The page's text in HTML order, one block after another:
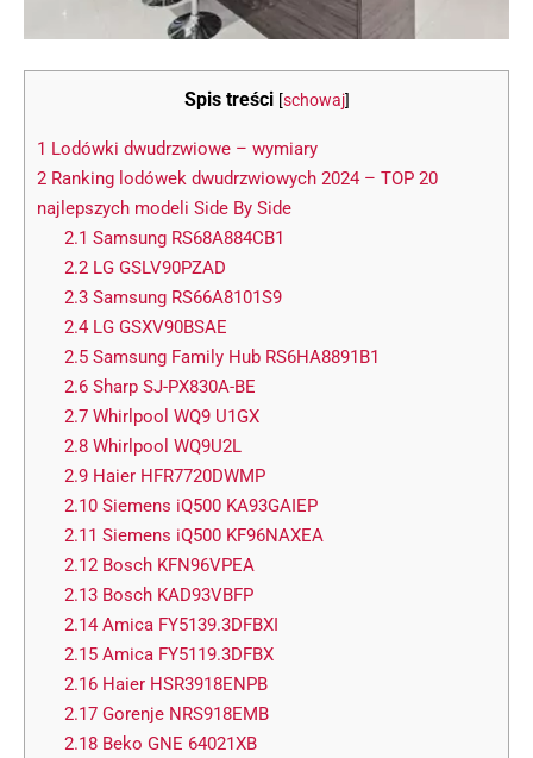
Spis treści [schowaj]
1 Lodówki dwudrzwiowe – wymiary
2 Ranking lodówek dwudrzwiowych 2024 – TOP 20
najlepszych modeli Side By Side
2.1 Samsung RS68A884CB1
2.2LG GSLV90PZAD
2.3Samsung RS66A8101S9
2.4LG GSXV90BSAE
2.5Samsung Family Hub RS6HA8891B1
2.6Sharp SJ-PX830A-BE
2.7Whirlpool WQ9 U1GX
2.8Whirlpool WQ9U2L
2.9Haier HFR7720DWMP
2.10Siemens iQ500 KA93GAIEP
2.11 Siemens iQ500 KF96NAXEA
2.12Bosch KFN96VPEA
2.13Bosch KAD93VBFP
2.14Amica FY5139.3DFBXI
2.15Amica FY5119.3DFBX
2.16Haier HSR3918ENPB
2.17Gorenje NRS918EMB
2.18Beko GNE 64021XB